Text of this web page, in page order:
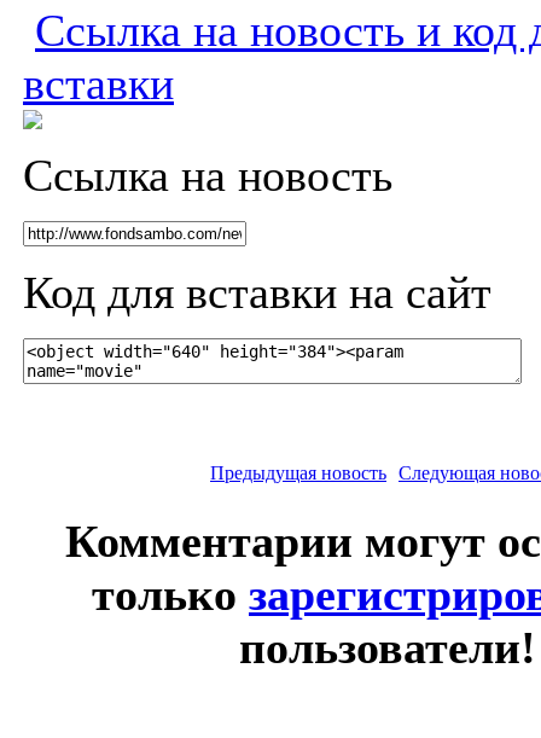
Ссылка на новость и код
вставки
Ссылка на новость
Код для вставки на сайт
Предыдущая новость Следующая
Комментарии могут
только
пользователи!